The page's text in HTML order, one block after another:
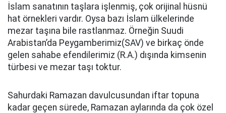
İslam sanatının taşlara işlenmiş, çok orijinal hüsnü
hat örnekleri vardır. Oysa bazı İslam ülkelerinde
mezar taşına bile rastlanmaz. Örneğin Suudi
Arabistan’da Peygamberimiz(SAV) ve birkaç önde
gelen sahabe efendilerimiz (R.A.) dışında kimsenin
türbesi ve mezar taşı toktur.
Sahurdaki Ramazan davulcusundan iftar topuna
kadar geçen sürede, Ramazan aylarında da çok özel